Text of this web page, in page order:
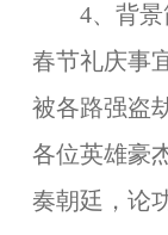
4、背景
春节礼庆事
被各路强盗
各位英雄豪
奏朝廷，论